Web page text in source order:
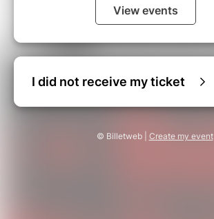
View events
I did not receive my ticket
© Billetweb | Create my event